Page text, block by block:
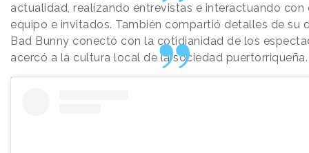
actualidad, realizando entrevistas e interactuando con
equipo e invitados. También compartió detalles de su
Bad Bunny conectó con la cotidianidad de los
acercó a la cultura local de la sociedad